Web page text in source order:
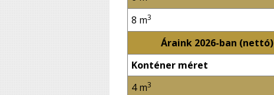
8 m3
Áraink 2026-ban (nettó)
Konténer méret
4 m3